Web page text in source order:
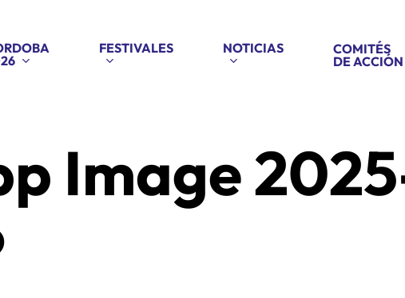
FESTIVALES NOTICIAS
COMITÉS
DE ACCIÓN
Image